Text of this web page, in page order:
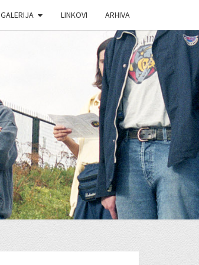
GALERIJA LINKOVI ARHIVA